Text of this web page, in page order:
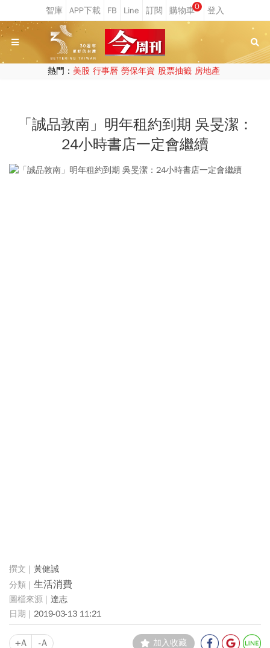
0
熱門： 美股 行事曆 勞保年資 股票抽籤 房地產
「誠品敦南」明年租約到期 吳旻潔：
24小時書店一定會繼續
黃健誠
生活消費
達志
2019-03-13 11:21
+A -A 加入收藏